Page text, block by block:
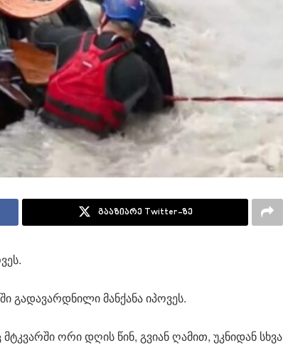
გააზიარე Twitter-ზე
გადავარდნილი მანქანა იპოვეს.
ორი დღის წინ, გვიან ღამით, უკნიდან სხვა